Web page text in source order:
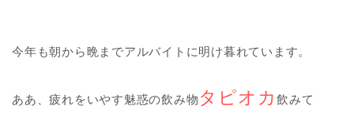
今年も朝から晩までアルバイトに明け暮れています。
ああ、疲れをいやす魅惑の飲み物 タピオカ飲みて